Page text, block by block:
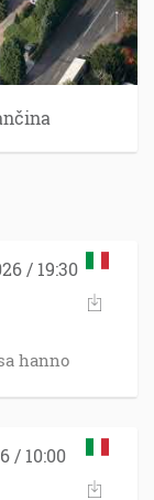
/ 19:30
hanno
/ 10:00